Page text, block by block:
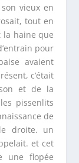
vieux en
tout en
la haine que
pour
avaient
c’était
et de la
pissenlits
de
droite. un
et cet
une flopée